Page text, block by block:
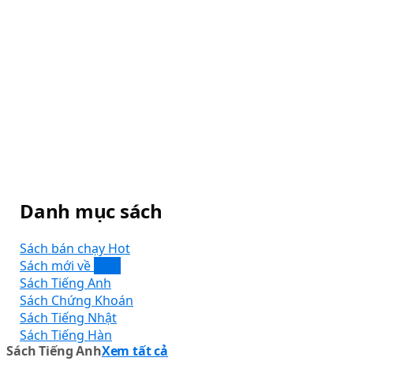
Danh mục sách
Sách bán chạy
Sách mới về
Sách Tiếng Anh
Sách Chứng Khoán
Sách Tiếng Nhật
Sách Tiếng Hàn
Sách Tiếng AnhXem tất cả